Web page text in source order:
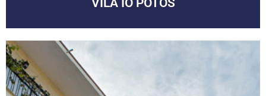
VILA IO POTOS